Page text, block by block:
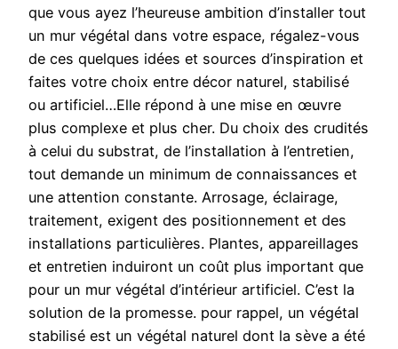
que vous ayez l’heureuse ambition d’installer tout
un mur végétal dans votre espace, régalez-vous
de ces quelques idées et sources d’inspiration et
faites votre choix entre décor naturel, stabilisé
ou artificiel…Elle répond à une mise en œuvre
plus complexe et plus cher. Du choix des crudités
à celui du substrat, de l’installation à l’entretien,
tout demande un minimum de connaissances et
une attention constante. Arrosage, éclairage,
traitement, exigent des positionnement et des
installations particulières. Plantes, appareillages
et entretien induiront un coût plus important que
pour un mur végétal d’intérieur artificiel. C’est la
solution de la promesse. pour rappel, un végétal
stabilisé est un végétal naturel dont la sève a été